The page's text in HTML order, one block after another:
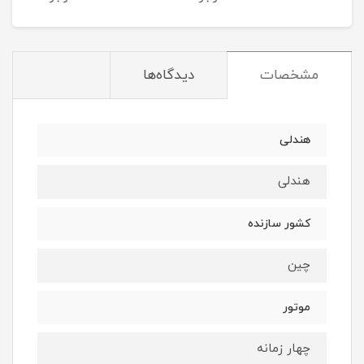
مشخصات دیدگاه‌ها
هندلی
هندلی
کشور سازنده
چین
موتور
چهار زمانه